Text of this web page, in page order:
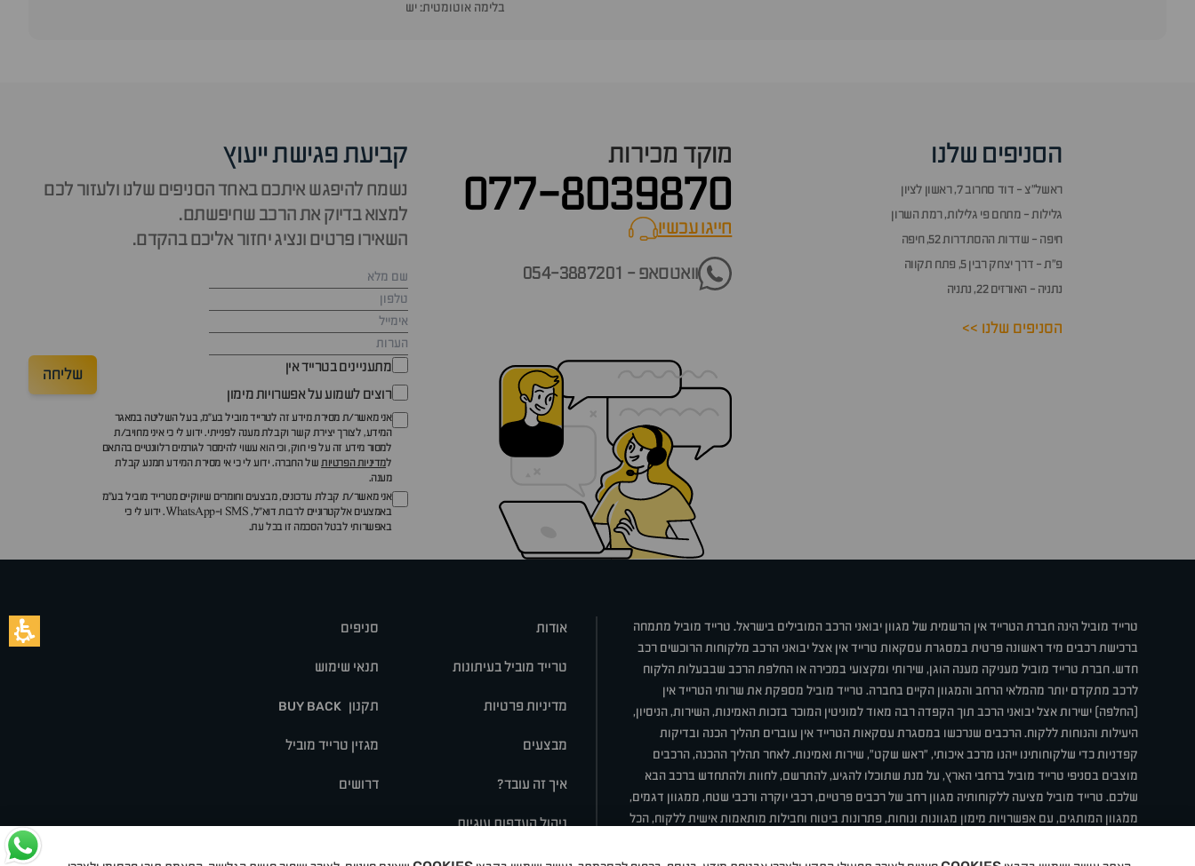
בלימה אוטומטית: יש
הסניפים שלנו
ראשל״צ - דוד סחרוב 7, ראשון לציון
גלילות - מתחם פי גלילות, רמת השרון
חיפה - שדרות ההסתדרות 52, חיפה
פ״ת - דרך יצחק רבין 5, פתח תקווה
נתניה - האורזים 22, נתניה
הסניפים שלנו >>
מוקד מכירות
077-8039870
חייגו עכשיוcall now
וואטסאפ - 054-3887201
קביעת פגישת ייעוץ
נשמח להיפגש איתכם באחד הסניפים שלנו ולעזור לכם
למצוא בדיוק את הרכב שחיפשתם.
השאירו פרטים ונציג יחזור אליכם בהקדם.
מתעניינים בטרייד אין
רוצים לשמוע על אפשרויות מימון
אני מאשר/ת מסירת מידע זה לטרייד מוביל בע"מ, בעל השליטה במאגר
המידע, לצורך יצירת קשר וקבלת מענה לפנייתי. ידוע לי כי איני מחויב/ת
למסור מידע זה על פי חוק, וכי הוא עשוי להימסר לגורמים רלוונטיים בהתאם
למדיניות הפרטיותשל החברה. ידוע לי כי אי מסירת המידע תמנע קבלת
מענה.
אני מאשר/ת קבלת עדכונים, מבצעים וחומרים שיווקיים מטרייד מוביל בע"מ
באמצעים אלקטרוניים לרבות דוא״ל, SMS ו-WhatsApp. ידוע לי כי
באפשרותי לבטל הסכמה זו בכל עת.
שליחה
טרייד מוביל הינה חברת הטרייד אין הרשמית של מגוון יבואני הרכב המובילים בישראל. טרייד מוביל מתמחה
ברכישת רכבים מיד ראשונה פרטית במסגרת עסקאות טרייד אין אצל יבואני הרכב מלקוחות הרוכשים רכב
חדש. חברת טרייד מוביל מעניקה מענה הוגן, שירותי ומקצועי במכירה או החלפת הרכב שבבעלות הלקוח
לרכב מתקדם יותר מהמלאי הרחב והמגוון הקיים בחברה. טרייד מוביל מספקת את שרותי הטרייד אין
(החלפה) ישירות אצל יבואני הרכב תוך הקפדה רבה מאוד למוניטין המוכר בזכות האמינות, השירות, הניסיון,
היעילות והנוחות ללקוח. הרכבים שנרכשו במסגרת עסקאות הטרייד אין עוברים תהליך הכנה ובדיקות
קפדניות כדי שלקוחותינו ייהנו מרכב איכותי, "ראש שקט", שירות ואמינות. לאחר תהליך ההכנה, הרכבים
מוצבים בסניפי טרייד מוביל ברחבי הארץ, על מנת שתוכלו להגיע, להתרשם, לחוות ולהתחדש ברכב הבא
שלכם. טרייד מוביל מציעה ללקוחותיה מגוון רחב של רכבים פרטיים, רכבי יוקרה ורכבי שטח, ממגוון דגמים,
ממגוון המותגים, עם אפשרויות מימון מגוונות ונוחות, פתרונות ביטוח וחבילות מותאמות אישית ללקוח, הכל
אודות סניפים
טרייד מוביל בעיתונות תנאי שימוש
מדיניות פרטיות תקנון BUY BACK
מבצעים מגזין טרייד מוביל
איך זה עובד? דרושים
ניהול העדפות עוגיות